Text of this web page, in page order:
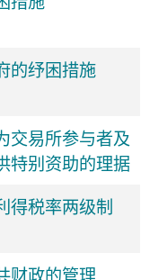
的纾困措施
交易所参与者及
特别资助的理据
得税率两级制
财政的管理